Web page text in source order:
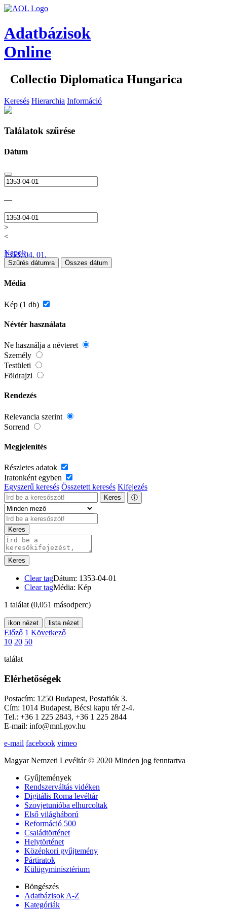
Adatbázisok
Online
Collectio Diplomatica Hungarica
Keresés Hierarchia Információ
Találatok szűrése
Dátum
—
>
<
1353. 04. 01.
Napok
Szűrés dátumra Összes dátum
Média
Kép (1 db)
Névtér használata
Ne használja a névteret
Személy
Testületi
Földrajzi
Rendezés
Relevancia szerint
Sorrend
Megjelenítés
Részletes adatok
Iratonként egyben
Egyszerű keresés Összetett keresés Kifejezés
Keres ⓘ
Keres
Keres
Clear tagDátum: 1353-04-01
Clear tagMédia: Kép
1 találat (0,051 másodperc)
ikon nézet lista nézet
Előző 1 Következő
10 20 50
találat
Elérhetőségek
Postacím: 1250 Budapest, Postafiók 3.
Cím: 1014 Budapest, Bécsi kapu tér 2-4.
Tel.: +36 1 225 2843, +36 1 225 2844
E-mail: info@mnl.gov.hu
e-mail facebook vimeo
Magyar Nemzeti Levéltár © 2020 Minden jog fenntartva
Gyűjtemények
Rendszerváltás vidéken
Digitális Roma levéltár
Szovjetunióba elhurcoltak
Első világháború
Reformáció 500
Családtörténet
Helytörténet
Középkori gyűjtemény
Pártiratok
Külügyminisztérium
Böngészés
Adatbázisok A-Z
Kategóriák